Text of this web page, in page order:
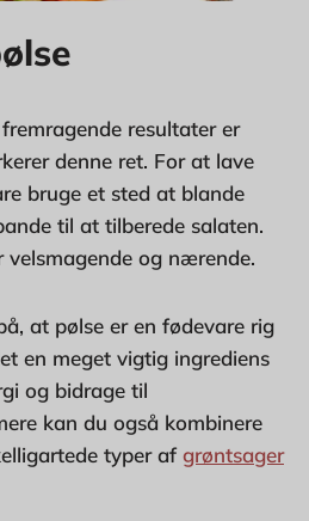
resultater er
denne ret. For at lave
bruge et sted at blande
til at tilberede salaten.
velsmagende og nærende.
at pølse er en fødevare rig
en meget vigtig ingrediens
og bidrage til
kan du også kombinere
typer afgrøntsager